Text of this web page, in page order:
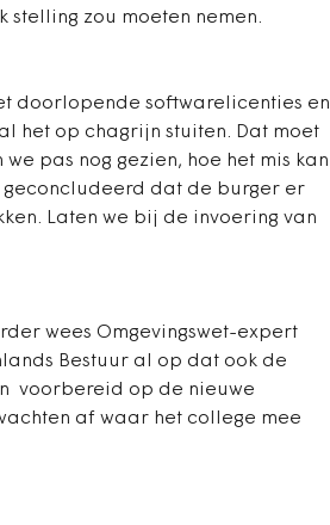
stelling zou moeten nemen.
doorlopende softwarelicenties en
het op chagrijn stuiten. Dat moet
pas nog gezien, hoe het mis kan
dat de burger er
Laten we bij de invoering van
wees Omgevingswet-expert
Bestuur al op dat ook de
voorbereid op de nieuwe
af waar het college mee